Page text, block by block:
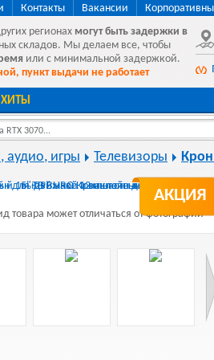
Контакты Вакансии
регионах могут быть задержки в
складов. Мы делаем все, чтобы
или с минимальной задержкой.
пункт выдачи не работает
ХИТЫ
RTX 3070...
аудио, игры Телевизоры
АКЦИЯ
товара может отличаться от фотографии